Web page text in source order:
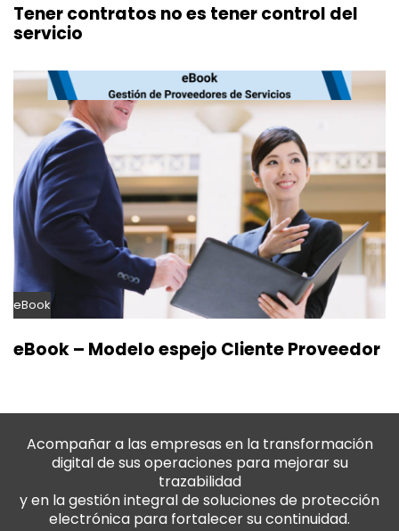
Tener contratos no es tener control del
servicio
eBook
eBook – Modelo espejo Cliente Proveedor
Acompañar a las empresas en la transformación
digital de sus operaciones para mejorar su
trazabilidad
y en la gestión integral de soluciones de protección
electrónica para fortalecer su continuidad.